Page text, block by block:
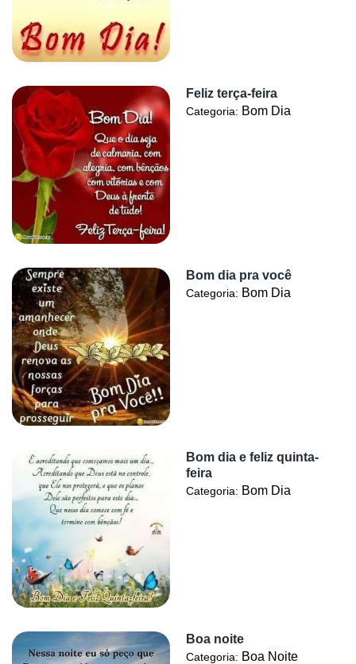
Feliz terça-feira
Categoria: Bom Dia
Bom dia pra você
Categoria: Bom Dia
Bom dia e feliz quinta-
feira
Categoria: Bom Dia
Boa noite
Categoria: Boa Noite